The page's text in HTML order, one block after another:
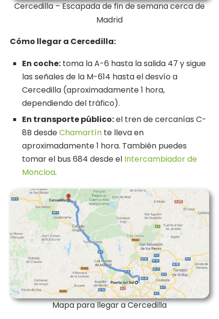
Cercedilla – Escapada de fin de semana cerca de
Madrid
Cómo llegar a Cercedilla:
En coche: toma la A-6 hasta la salida 47 y sigue
las señales de la M-614 hasta el desvío a
Cercedilla (aproximadamente 1 hora,
dependiendo del tráfico).
En transporte público:el tren de cercanías C-
8B desdeChamartín te lleva en
aproximadamente 1 hora. También puedes
tomar el bus 684 desde el Intercambiador de
Moncloa.
Mapa para llegar a Cercedilla